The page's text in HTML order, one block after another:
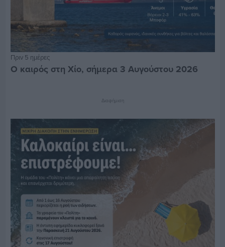
Πριν 5 ημέρες
Ο καιρός στη Χίο, σήμερα 3 Αυγούστου 2026
Διαφήμιση